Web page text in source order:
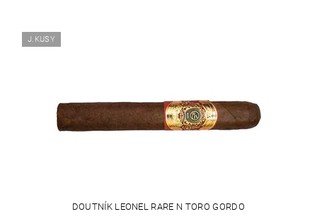
J.KUSY
DOUTNÍK LEONEL RARE N TORO GORDO